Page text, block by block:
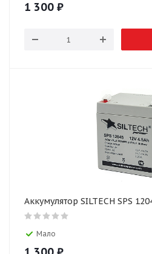
1 300 ₽
Аккумулятор SILTECH SPS
Мало